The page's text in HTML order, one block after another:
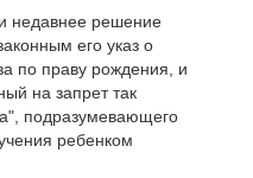
недавнее решение
его указ о
по праву рождения, и
на запрет так
подразумевающего
ребенком